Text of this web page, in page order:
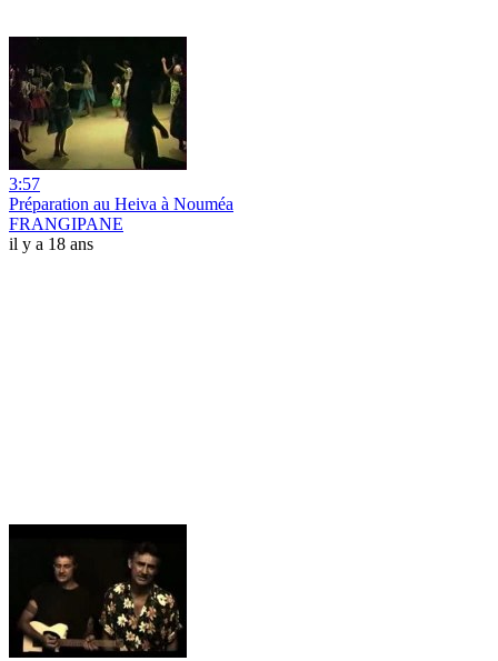
3:57
Préparation au Heiva à Nouméa
FRANGIPANE
il y a 18 ans